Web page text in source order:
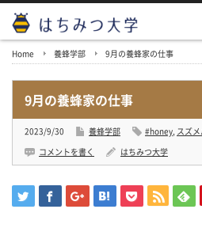
Home 養蜂学部 9月の養蜂家の仕事
9月の養蜂家の仕事
2023/9/30 養蜂学部 #honey, スズ
コメントを書く
はちみつ大学